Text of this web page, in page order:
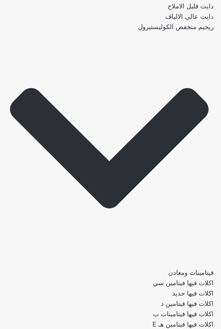
دايت قليل الاملاح
دايت عالي الالياف
ريجيم منخفض الكوليستيرول
فيتامينات ومعادن
اكلات فيها فيتامين سي
اكلات فيها حديد
اكلات فيها فيتامين د
اكلات فيها فيتامينات ب
اكلات فيها فيتامين هـ E